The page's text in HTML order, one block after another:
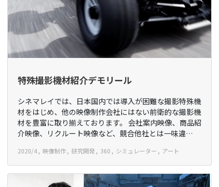
特殊撮影機材紹介デモリール
シネマレイでは、日本国内では導入が困難な撮影特殊機
材をはじめ、他の映像制作会社にはない前衛的な撮影機
材を豊富に取り揃えております。 会社案内映像、商品紹
介映像、リクルート映像など、競合他社とは一味違…
2020/4 映像制作 研究開発 360 シミュレーター アート